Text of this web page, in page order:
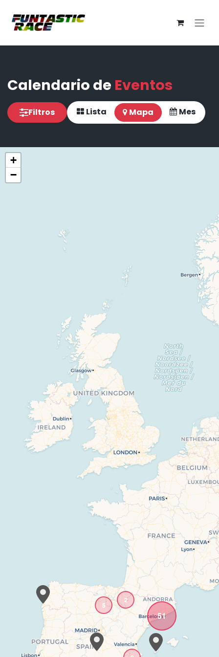
Calendario de Eventos
Filtros Lista Mapa Mes
2
5
51
+
−